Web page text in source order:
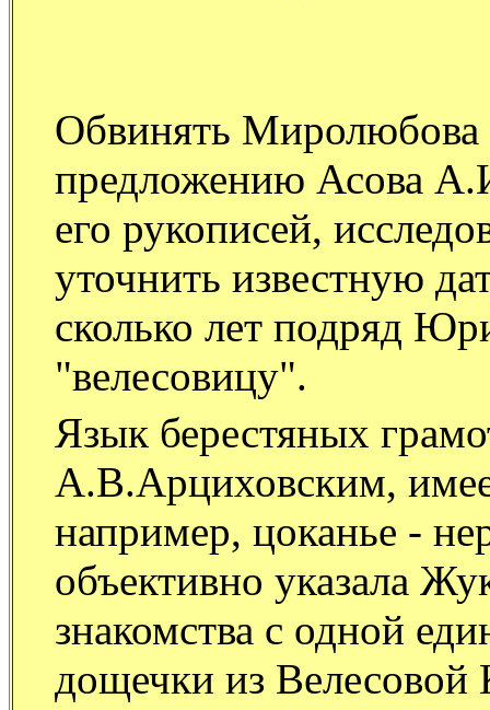
Обвинять Миролюбова
предложению Асова
его рукописей,
уточнить известную
сколько лет подряд
"велесовицу".
Язык берестяных
А.В.Арциховским,
например, цоканье -
объективно указала
знакомства с одной
дощечки из Велесовой